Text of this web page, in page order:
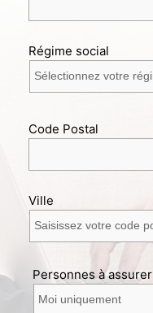
Régime social
Code Postal
Ville
Personnes à assurer